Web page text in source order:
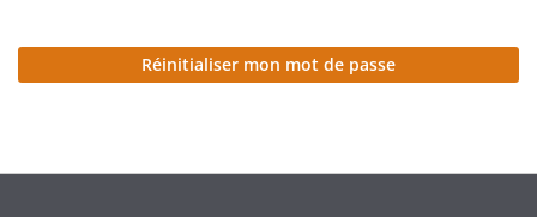
Réinitialiser mon mot de passe